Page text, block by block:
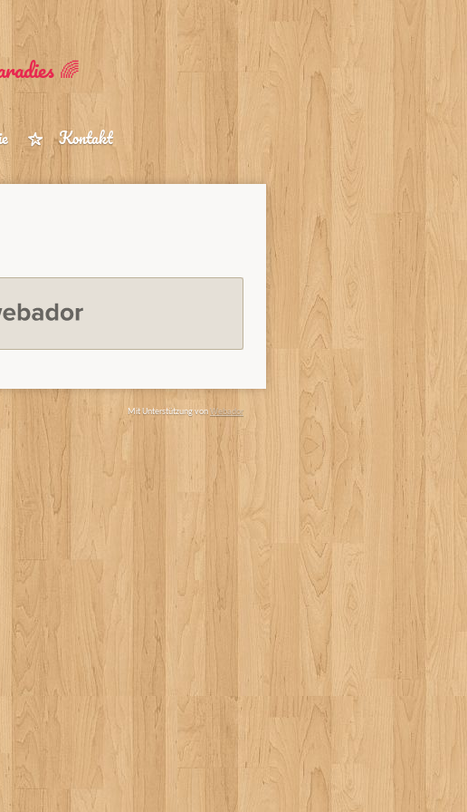
🌈
Kontakt
Mit Unterstützung vonWebador